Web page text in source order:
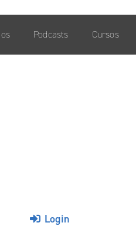
Podcasts Cursos
Login